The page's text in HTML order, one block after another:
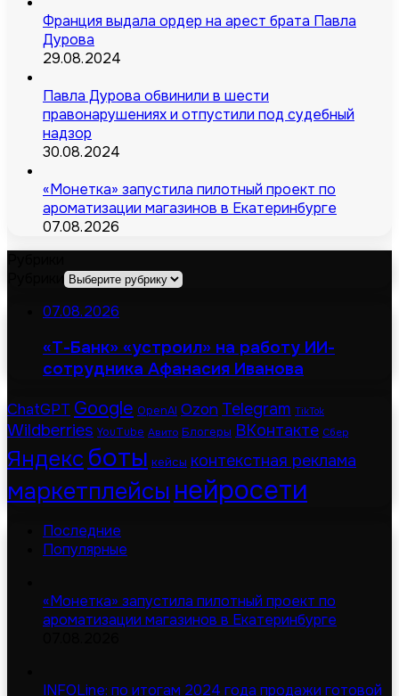
Франция выдала ордер на арест брата Павла
Дурова
29.08.2024
Павла Дурова обвинили в шести
правонарушениях и отпустили под судебный
надзор
30.08.2024
«Монетка» запустила пилотный проект по
ароматизации магазинов в Екатеринбурге
07.08.2026
07.08.2026
«Т-Банк» «устроил» на работу ИИ-
сотрудника Афанасия Иванова
ChatGPT Google OpenAI Ozon Telegram TikTok
Wildberries YouTube Авито Блогеры ВКонтакте Сбер
Яндексботы кейсы контекстная реклама
маркетплейсы нейросети
Последние
Популярные
«Монетка» запустила пилотный проект по
ароматизации магазинов в Екатеринбурге
INFOLine: по итогам 2024 года продажи готовой